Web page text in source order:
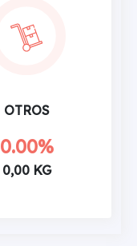
OTROS
0.00%
0,00 KG